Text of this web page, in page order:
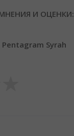
И ОЦЕНКИ:
Syrah